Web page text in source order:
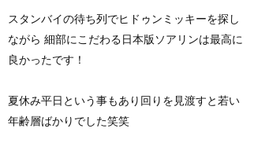
スタンバイの待ち列でヒドゥンミッキーを探し
ながら 細部にこだわる日本版ソアリンは最高に
良かったです！
夏休み平日という事もあり回りを見渡すと若い
年齢層ばかりでした笑笑